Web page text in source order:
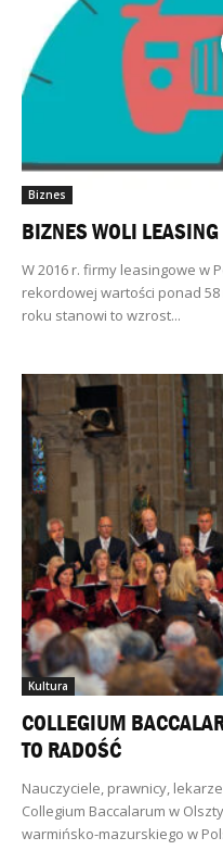
Biznes
BIZNES WOLI LEASING
W 2016 r. firmy leasingowe w
rekordowej wartości ponad
roku stanowi to wzrost...
Kultura
COLLEGIUM
TO RADOŚĆ
Nauczyciele, prawnicy,
Collegium Baccalarum w
warmińsko-mazurskiego w